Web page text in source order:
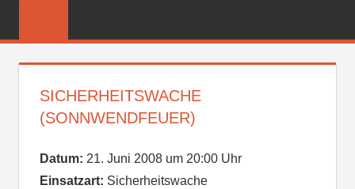
FEUERWEHR
SICHERHEITSWACHE
(SONNWENDFEUER)
Datum: 21. Juni 2008 um 20:00 Uhr
Einsatzart: Sicherheitswache